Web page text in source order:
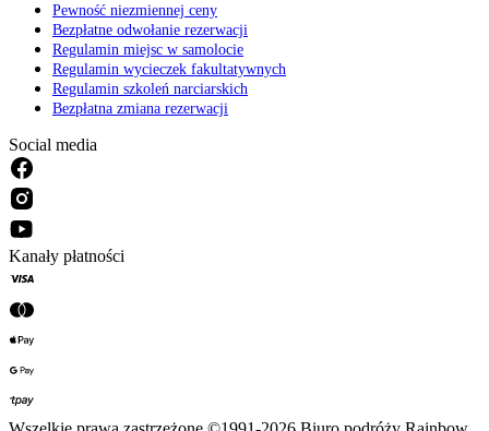
Pewność niezmiennej ceny
Bezpłatne odwołanie rezerwacji
Regulamin miejsc w samolocie
Regulamin wycieczek fakultatywnych
Regulamin szkoleń narciarskich
Bezpłatna zmiana rezerwacji
Social media
Kanały płatności